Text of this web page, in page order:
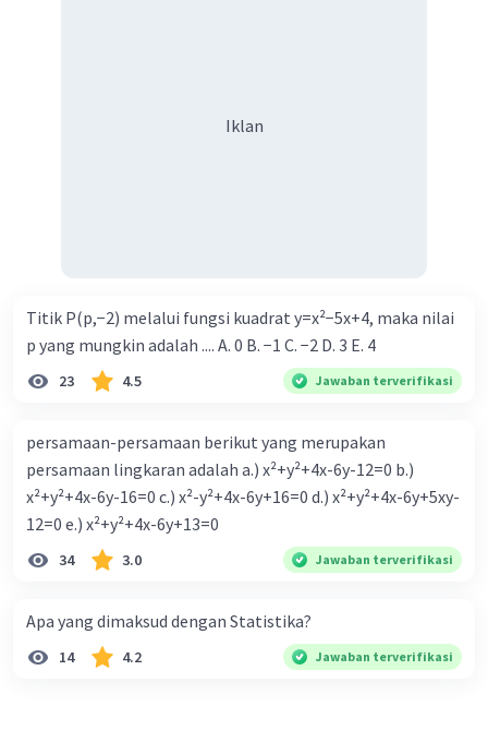
Iklan
Titik P(p,−2) melalui fungsi kuadrat y=x²−5x+4, maka nilai
p yang mungkin adalah .... A. 0 B. −1 C. −2 D. 3 E. 4
23 4.5 Jawaban terverifikasi
persamaan-persamaan berikut yang merupakan
persamaan lingkaran adalah a.) x²+y²+4x-6y-12=0 b.)
x²+y²+4x-6y-16=0 c.) x²-y²+4x-6y+16=0 d.) x²+y²+4x-6y+5xy-
12=0 e.) x²+y²+4x-6y+13=0
34 3.0 Jawaban terverifikasi
Apa yang dimaksud dengan Statistika?
14 4.2 Jawaban terverifikasi